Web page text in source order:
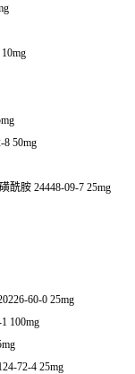
8 50mg
酰胺 24448-09-7 25mg
60-0 25mg
100mg
72-4 25mg